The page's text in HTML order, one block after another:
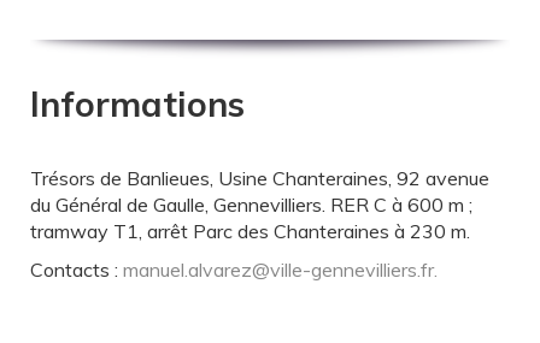
Informations
Trésors de Banlieues, Usine Chanteraines, 92 avenue
du Général de Gaulle, Gennevilliers. RER C à 600 m ;
tramway T1, arrêt Parc des Chanteraines à 230 m.
Contacts : manuel.alvarez@ville-gennevilliers.fr.